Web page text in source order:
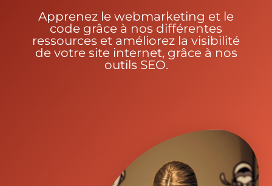
Apprenez le webmarketing et le
code grâce à nos différentes
ressources et améliorez la visibilité
de votre site internet, grâce à nos
outils SEO.